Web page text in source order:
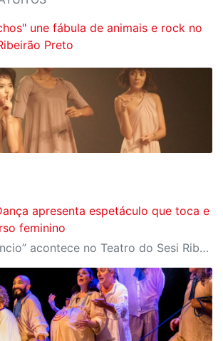
une fábula de animais e rock no
Preto
apresenta espetáculo que toca e
feminino
“Estou Sem Silêncio” acontece no Teatro do Sesi Ribeirão Preto em três datas: 25, 26 e 27 de agosto